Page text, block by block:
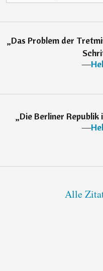
„Das Problem der
―
„Die Berliner
―
Alle